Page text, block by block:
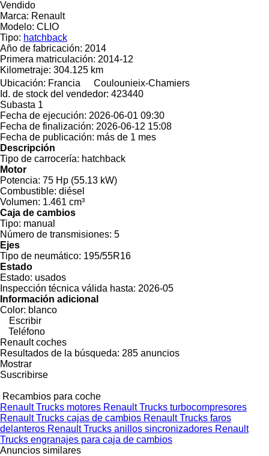
Vendido
Marca: Renault
Modelo: CLIO
Tipo: hatchback
Año de fabricación: 2014
Primera matriculación: 2014-12
Kilometraje: 304.125 km
Ubicación: Francia
Coulounieix-Chamiers
Id. de stock del vendedor: 423440
Subasta 1
Fecha de ejecución: 2026-06-01 09:30
Fecha de finalización: 2026-06-12 15:08
Fecha de publicación: más de 1 mes
Descripción
Tipo de carrocería: hatchback
Motor
Potencia: 75 Hp (55.13 kW)
Combustible: diésel
Volumen: 1.461 cm³
Caja de cambios
Tipo: manual
Número de transmisiones: 5
Ejes
Tipo de neumático: 195/55R16
Estado
Estado: usados
Inspección técnica válida hasta: 2026-05
Información adicional
Color: blanco
Escribir
Teléfono
Renault coches
Resultados de la búsqueda: 285 anuncios
Mostrar
Suscribirse
Recambios para coche
Renault Trucks motores Renault Trucks turbocompresores
Renault Trucks cajas de cambios Renault Trucks faros
delanteros Renault Trucks anillos sincronizadores Renault
Trucks engranajes para caja de cambios
Anuncios similares